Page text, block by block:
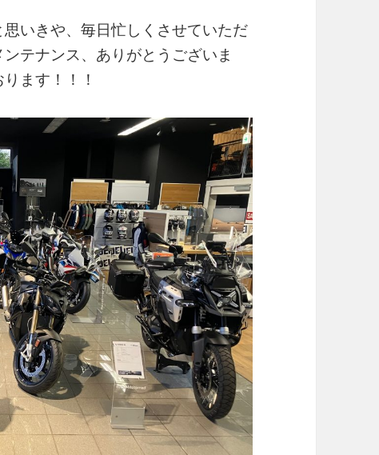
いきや、毎日忙しくさせていただ
テナンス、ありがとうございま
ます！！！